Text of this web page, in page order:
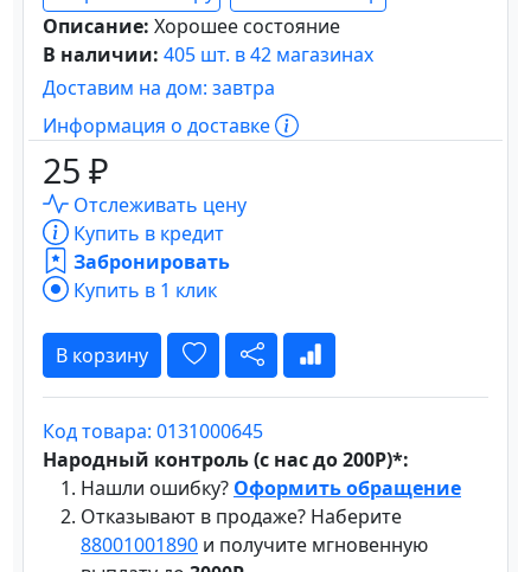
Описание: Хорошее состояние
В наличии: 405 шт. в 42 магазинах
Доставим на дом: завтра
Информация о доставке
25 ₽
Отслеживать цену
Купить в кредит
Забронировать
Купить в 1 клик
В корзину
Код товара: 0131000645
Народный контроль (с нас до 200Р)*:
Нашли ошибку? Оформить обращение
Отказывают в продаже? Наберите
88001001890 и получите мгновенную